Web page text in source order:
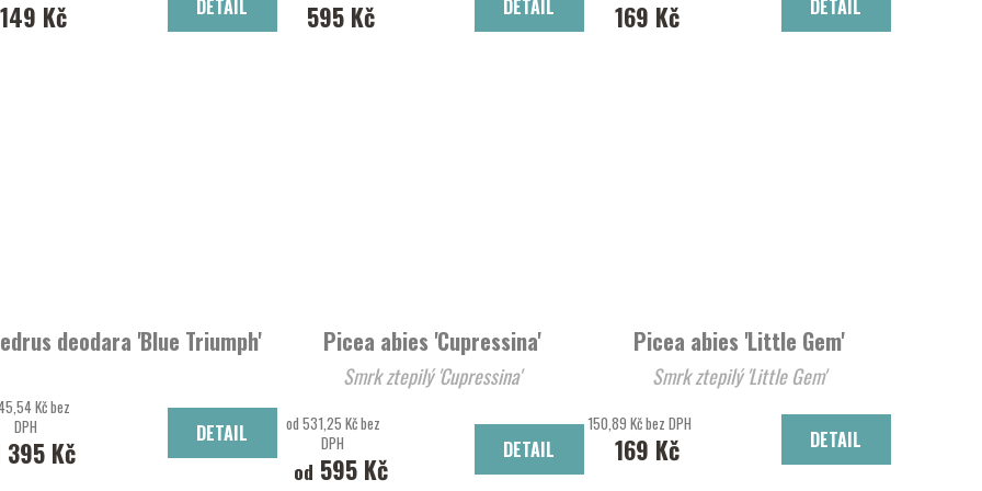
149 Kč DETAIL 595 Kč DETAIL 169 Kč DETAIL
deodara 'Blue Triumph'
Kč bez
DPH
395 Kč
DETAIL
Picea abies 'Cupressina'
Smrk ztepilý 'Cupressina'
od 531,25 Kč bez
DPH
od 595 Kč
DETAIL
Picea abies 'Little Gem'
Smrk ztepilý 'Little Gem'
150,89 Kč bez DPH
169 Kč DETAIL